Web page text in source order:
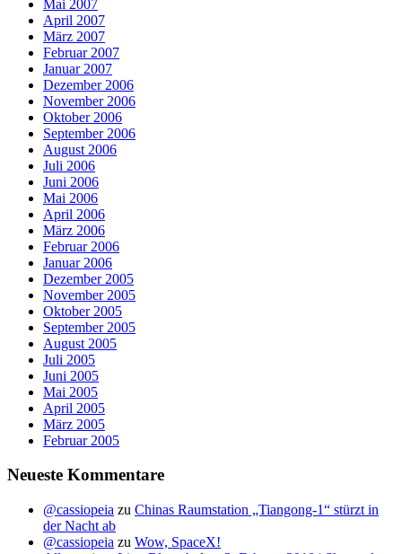
Mai 2007
April 2007
März 2007
Februar 2007
Januar 2007
Dezember 2006
November 2006
Oktober 2006
September 2006
August 2006
Juli 2006
Juni 2006
Mai 2006
April 2006
März 2006
Februar 2006
Januar 2006
Dezember 2005
November 2005
Oktober 2005
September 2005
August 2005
Juli 2005
Juni 2005
Mai 2005
April 2005
März 2005
Februar 2005
Neueste Kommentare
@cassiopeia zu Chinas Raumstation „Tiangong-1“ stürzt in
der Nacht ab
@cassiopeia zu Wow, SpaceX!